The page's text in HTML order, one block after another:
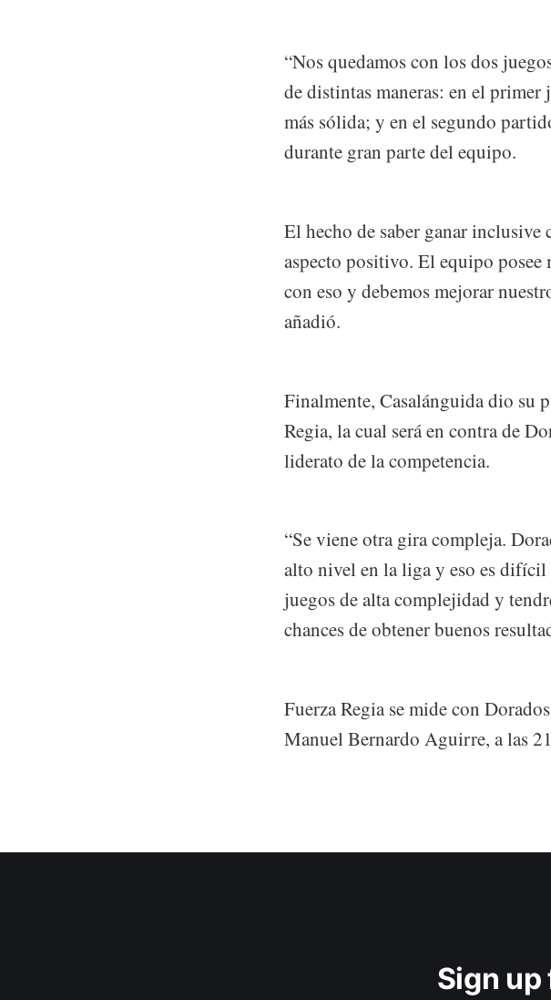
“Nos quedamos con los dos
de distintas maneras: en el primer
más sólida; y en el segundo
durante gran parte del equipo.
El hecho de saber ganar
aspecto positivo. El equipo
con eso y debemos mejorar
añadió.
Finalmente, Casalánguida dio su
Regia, la cual será en contra de
liderato de la competencia.
“Se viene otra gira compleja.
alto nivel en la liga y eso es difícil
juegos de alta complejidad y
chances de obtener buenos
Fuerza Regia se mide con
Manuel Bernardo Aguirre, a las
Sign